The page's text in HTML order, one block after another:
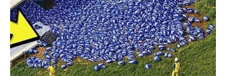
Prvu polovicu kreme ravnomjerno rasporedite preko
biskvita.
U središtu kreme napravitemanji krugi ulijte ohlađeni
karamel.
Preostalom kremom prekrijte karamel i zagladite